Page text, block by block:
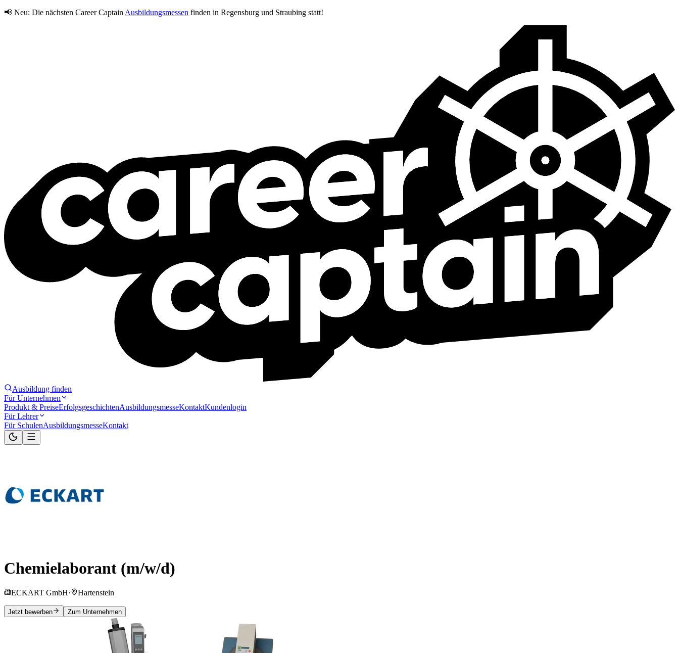
📢 Neu: Die nächsten Career Captain Ausbildungsmessen finden in Regensburg und Straubing statt!
Ausbildung finden
Für Unternehmen
Produkt & PreiseErfolgsgeschichtenAusbildungsmesseKontaktKundenlogin
Für Lehrer
Für SchulenAusbildungsmesseKontakt
Chemielaborant (m/w/d)
ECKART GmbH· Hartenstein
Jetzt bewerben Zum Unternehmen